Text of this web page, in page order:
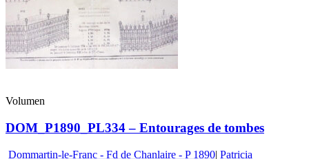
Volumen
DOM_P1890_PL334 – Entourages de tombes
Dommartin-le-Franc - Fd de Chanlaire - P 1890| Patricia